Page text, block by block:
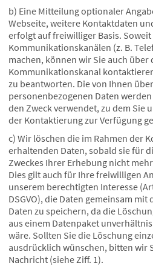
b) Eine Mitteilung optionaler
Webseite, weitere Kontaktdaten
erfolgt auf freiwilliger Basis. Soweit
Kommunikationskanälen (z. B.
machen, können wir Sie auch über
Kommunikationskanal
zu beantworten. Die von Ihnen
personenbezogenen Daten
den Zweck verwendet, zu dem Sie
der Kontaktierung zur Verfügung
c) Wir löschen die im Rahmen der
erhaltenden Daten, sobald sie für
Zweckes Ihrer Erhebung nicht
Dies gilt auch für Ihre freiwilligen
unserem berechtigten Interesse
DSGVO), die Daten gemeinsam
Daten zu speichern, da die
aus einem Datenpaket
wäre. Sollten Sie die Löschung
ausdrücklich wünschen, bitten wir
Nachricht (siehe Ziff. 1).